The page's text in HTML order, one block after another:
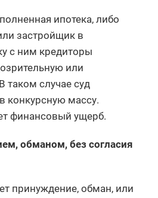
ипотека, либо
застройщик в
с ним кредиторы
или
таком случае суд
конкурсную массу.
финансовый ущерб.
обманом, без согласия
принуждение, обман, или